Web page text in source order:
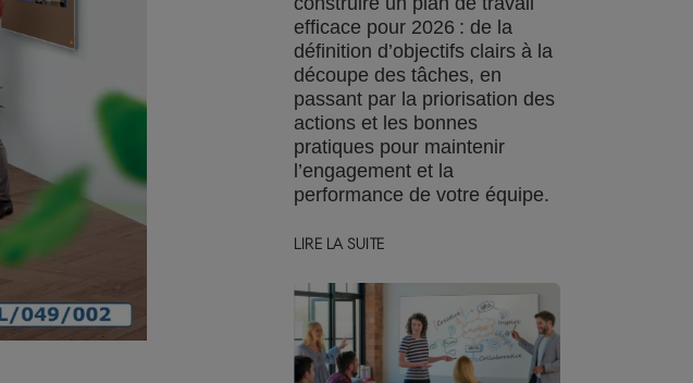
efficace pour 2026 : de la
définition d’objectifs clairs à la
découpe des tâches, en
passant par la priorisation des
actions et les bonnes
pratiques pour maintenir
l’engagement et la
performance de votre équipe.
LIRE LA SUITE